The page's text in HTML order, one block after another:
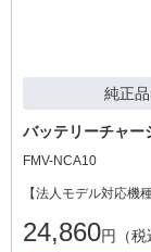
純正品
バッテリーチャー
FMV-NCA10
【法人モデル対応機
24,860円（税